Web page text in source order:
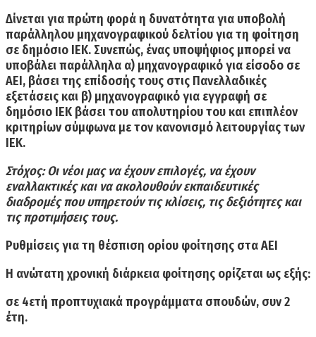
Δίνεται για πρώτη φορά η δυνατότητα για υποβολή
παράλληλου μηχανογραφικού δελτίου για τη φοίτηση
σε δημόσιο ΙΕΚ. Συνεπώς, ένας υποψήφιος μπορεί να
υποβάλει παράλληλα α) μηχανογραφικό για είσοδο σε
ΑΕΙ, βάσει της επίδοσής τους στις Πανελλαδικές
εξετάσεις και β) μηχανογραφικό για εγγραφή σε
δημόσιο ΙΕΚ βάσει του απολυτηρίου του και επιπλέον
κριτηρίων σύμφωνα με τον κανονισμό λειτουργίας των
ΙΕΚ.
Στόχος: Οι νέοι μας να έχουν επιλογές, να έχουν
εναλλακτικές και να ακολουθούν εκπαιδευτικές
διαδρομές που υπηρετούν τις κλίσεις, τις δεξιότητες και
τις προτιμήσεις τους.
Ρυθμίσεις για τη θέσπιση ορίου φοίτησης στα ΑΕΙ
Η ανώτατη χρονική διάρκεια φοίτησης ορίζεται ως εξής:
σε 4ετή προπτυχιακά προγράμματα σπουδών, συν 2
έτη.